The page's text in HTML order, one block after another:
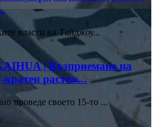
власти на Тайджоу...
| Възприемане на
кратен растеж...
проведе своето 15-то ...